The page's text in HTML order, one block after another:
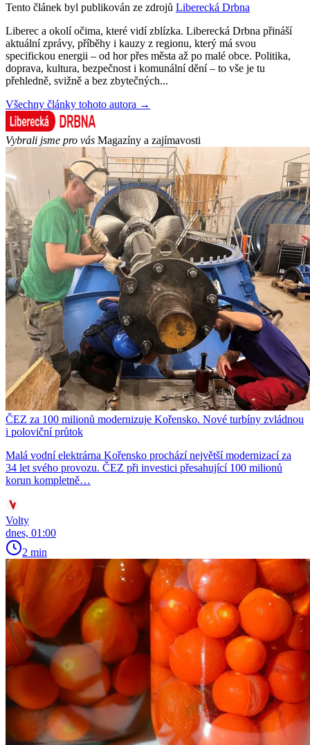
Tento článek byl publikován ze zdrojů Liberecká Drbna
Liberec a okolí očima, které vidí zblízka. Liberecká Drbna přináší
aktuální zprávy, příběhy i kauzy z regionu, který má svou
specifickou energii – od hor přes města až po malé obce. Politika,
doprava, kultura, bezpečnost i komunální dění – to vše je tu
přehledně, svižně a bez zbytečných...
Všechny články tohoto autora →
Vybrali jsme pro vás Magazíny a zajímavosti
ČEZ za 100 milionů modernizuje Kořensko. Nové turbíny zvládnou
i poloviční průtok
Malá vodní elektrárna Kořensko prochází největší modernizací za
34 let svého provozu. ČEZ při investici přesahující 100 milionů
korun kompletně…
Volty
dnes, 01:00
2 min